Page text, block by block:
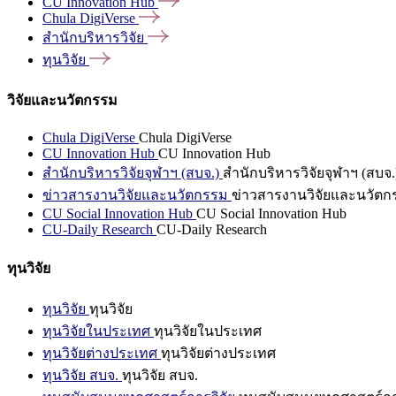
Chula DigiVerse
สำนักบริหารวิจัย
ทุนวิจัย
วิจัยและนวัตกรรม
Chula DigiVerse Chula DigiVerse
CU Innovation Hub CU Innovation Hub
สำนักบริหารวิจัยจุฬาฯ (สบจ.) สำนักบริหารวิจัยจุฬาฯ (สบจ
ข่าวสารงานวิจัยและนวัตกรรม ข่าวสารงานวิจัยและนวัตก
CU Social Innovation Hub CU Social Innovation Hub
CU-Daily Research CU-Daily Research
ทุนวิจัย
ทุนวิจัย ทุนวิจัย
ทุนวิจัยในประเทศ ทุนวิจัยในประเทศ
ทุนวิจัยต่างประเทศ ทุนวิจัยต่างประเทศ
ทุนวิจัย สบจ. ทุนวิจัย สบจ.